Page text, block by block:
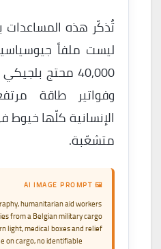
تُذكّر هذه المساعدات
ليست ملفاً
40,000 محتج
وفواتير طاقة
الإنسانية كلّها
متشعّبة.
🖼 AI IMAGE PROMPT
humanitarian aid workers
from a Belgian military cargo
light, medical boxes and relief
on cargo, no identifiable